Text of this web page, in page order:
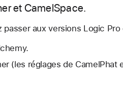
et CamelSpace.
aux versions Logic
(les réglages de CamelPhat